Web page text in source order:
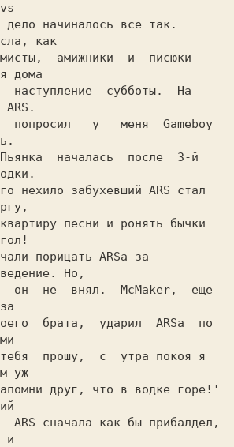
А дело начиналось все так.
как
амижники  и  писюки
дома
наступление  субботы.  На
попросил   у   меня  Gameboy
началась  после  3-й
нехило забухевший ARS стал
песни и ронять бычки
порицать ARSa за
Но,
он  не  внял.  McMaker,  еще
брата,  ударил  ARSa  по
прошу,  c  утра покоя я
уж
друг, что в водке горе!'
ARS сначала как бы прибалдел,
и